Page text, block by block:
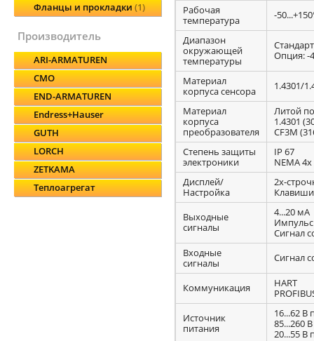
Фланцы и прокладки 1
производитель
ARI-ARMATUREN
CMO
END-ARMATUREN
Endress+Hauser
GUTH
LORCH
ZETKAMA
Теплоагрегат
Рабочая
температура
-
Диапазон
окружающей
температуры
Опция: -
Материал
корпуса сенсора
1.4301/
Материал
корпуса
преобразователя
Литой
1.4301
CF3M
Степень защиты
электроники
IP 67
NEMA 4x
Дисплей/
Настройка
2х-
Выходные
сигналы
4...20 мА
Сигнал
Входные
сигналы
Сигнал
Коммуникация
HART
Источник
питания
16...62 В
85...260
20...55 В